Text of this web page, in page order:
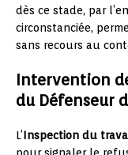
dès ce stade, par
circonstanciée,
sans recours au
Intervention
du Défenseur
L’Inspection du
pour signaler le